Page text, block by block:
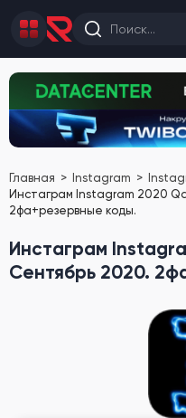
Главная Instagram
Инстаграм Instagram 2020
2фа+резервные коды.
Инстаграм
Сентябрь 2020.